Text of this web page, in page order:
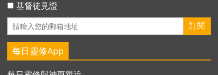
基督徒見證
每日靈修App